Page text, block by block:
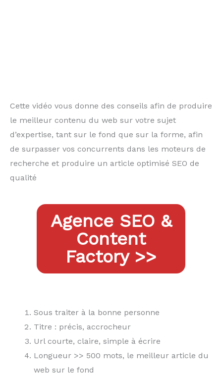
Cette vidéo vous donne des conseils afin de produire
le meilleur contenu du web sur votre sujet
d’expertise, tant sur le fond que sur la forme, afin
de surpasser vos concurrents dans les moteurs de
recherche et produire un article optimisé SEO de
qualité
Agence SEO &
Content
Factory >>
Sous traiter à la bonne personne
Titre : précis, accrocheur
Url courte, claire, simple à écrire
Longueur >> 500 mots, le meilleur article du
web sur le fond